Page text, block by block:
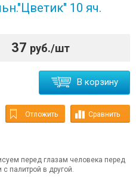
10 яч.
37 руб./шт
В корзину
Отложить Сравнить
перед глазам человека перед
палитрой в другой.